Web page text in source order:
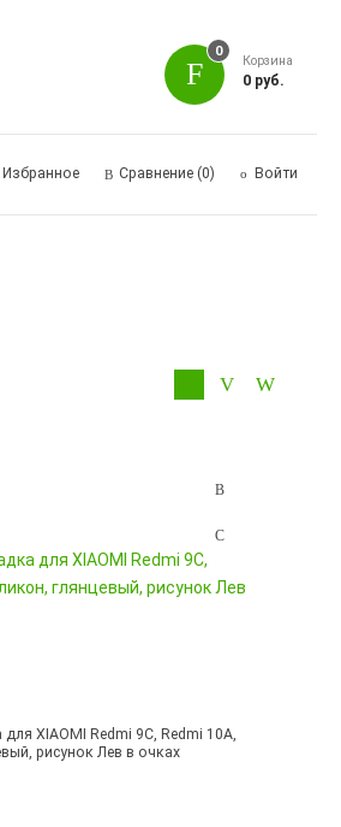
0
Корзина
0 руб.
Избранное Сравнение (0) Войти
XIAOMI Redmi 9C, Redmi 10A,
рисунок Лев в очках